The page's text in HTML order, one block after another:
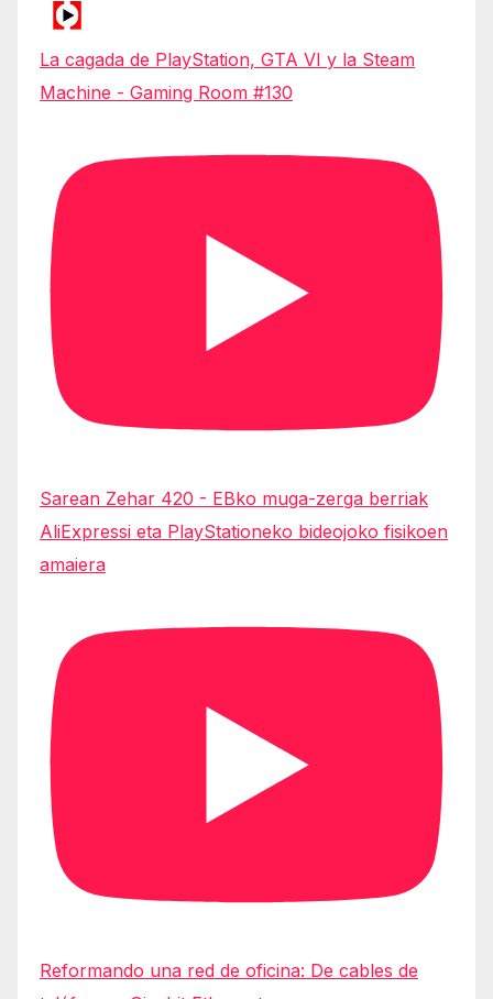
La cagada de PlayStation, GTA VI y la Steam
Machine - Gaming Room #130
Sarean Zehar 420 - EBko muga-zerga berriak
AliExpressi eta PlayStationeko bideojoko fisikoen
amaiera
Reformando una red de oficina: De cables de